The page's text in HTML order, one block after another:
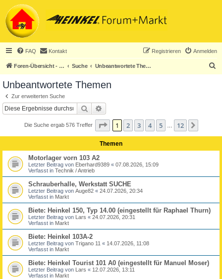
FAQ Kontakt Anmelden
Registrieren
Foren-Übersicht - ACHTUNG! Neuregistrierung nur noch für Heinkel-Club-Mitglieder! Suche Unbeantwortete Themen
Unbeantwortete Themen
Zur erweiterten Suche
Suche
Die Suche ergab 576 Treffer Seite 1von 12
1 2 3 4 5 12
Themen
Motorlager vorn 103 A2
Letzter Beitrag von Eberhard9389 « 07.08.2026, 15:09
Verfasst in Technik / Antrieb
Schrauberhalle, Werkstatt SUCHE
Letzter Beitrag von Auge82 « 24.07.2026, 20:34
Verfasst in Markt
Biete: Heinkel 150, Typ 14.00 (eingestellt für Raphael Thurn)
Letzter Beitrag von Lars « 24.07.2026, 20:31
Verfasst in Markt
Biete: Heinkel 103A-2
Letzter Beitrag von Trigano 11 « 14.07.2026, 11:08
Verfasst in Markt
Biete: Heinkel Tourist 101 A0 (eingestellt für Manuel Moser)
Letzter Beitrag von Lars « 12.07.2026, 13:11
Verfasst in Markt